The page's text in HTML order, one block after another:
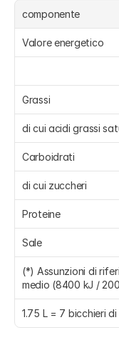
componente
Valore energetico
Grassi
di cui acidi grassi
Carboidrati
di cui zuccheri
Proteine
Sale
(*) Assunzioni di
medio (8400 kJ /
1.75 L = 7 bicchieri di